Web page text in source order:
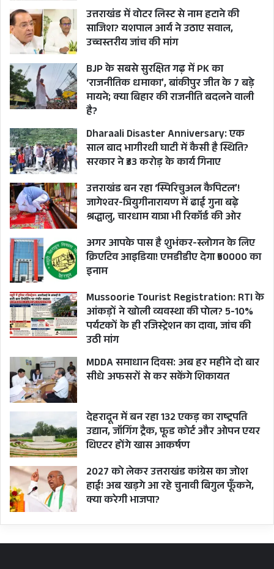
उत्तराखंड में वोटर लिस्ट से नाम हटाने की
साजिश? यशपाल आर्य ने उठाए सवाल,
उच्चस्तरीय जांच की मांग
BJP के सबसे सुरक्षित गढ़ में PK का
‘राजनीतिक धमाका’, बांकीपुर जीत के 7 बड़े
मायने; क्या बिहार की राजनीति बदलने वाली
है?
Dharaali Disaster Anniversary: एक
साल बाद भागीरथी घाटी में कैसी है स्थिति?
सरकार ने ₹33 करोड़ के कार्य गिनाए
उत्तराखंड बन रहा ‘स्पिरिचुअल कैपिटल’!
जागेश्वर-त्रियुगीनारायण में ढाई गुना बढ़े
श्रद्धालु, चारधाम यात्रा भी रिकॉर्ड की ओर
अगर आपके पास है शुभंकर-स्लोगन के लिए
क्रिएटिव आइडिया! एमडीडीए देगा ₹50000 का
इनाम
Mussoorie Tourist Registration: RTI के
आंकड़ों ने खोली व्यवस्था की पोल? 5-10%
पर्यटकों के ही रजिस्ट्रेशन का दावा, जांच की
उठी मांग
MDDA समाधान दिवस: अब हर महीने दो बार
सीधे अफसरों से कर सकेंगे शिकायत
देहरादून में बन रहा 132 एकड़ का राष्ट्रपति
उद्यान, जॉगिंग ट्रैक, फूड कोर्ट और ओपन एयर
थिएटर होंगे खास आकर्षण
2027 को लेकर उत्तराखंड कांग्रेस का जोश
हाई! अब खड़गे आ रहे चुनावी बिगुल फूँकने,
क्या करेगी भाजपा?